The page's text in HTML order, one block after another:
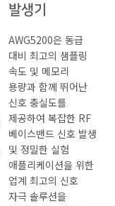
발생기
AWG5200은 동급
대비 최고의 샘플링
속도 및 메모리
용량과 함께 뛰어난
신호 충실도를
제공하여 복잡한 RF
베이스밴드 신호 발생
및 정밀한 실험
애플리케이션을 위한
업계 최고의 신호
자극 솔루션을